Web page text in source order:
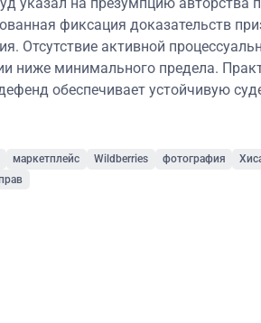
фиксация доказательств
Отсутствие активной
ниже минимального предела.
обеспечивает устойчивую
маркетплейс Wildberries фотография